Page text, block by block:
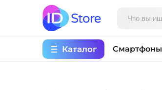
Каталог Смартфоны